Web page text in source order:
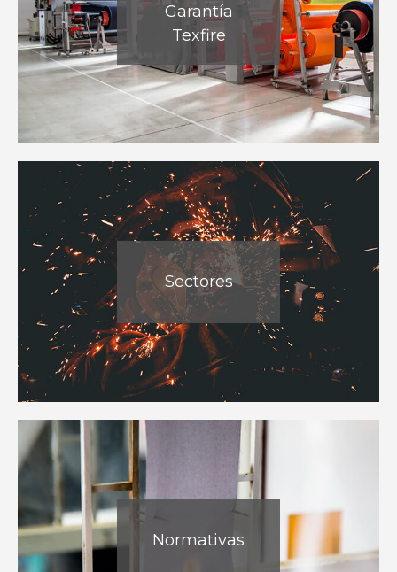
Garantía
Texfire
Sectores
Normativas